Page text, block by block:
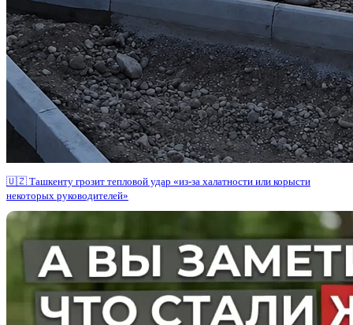
🇺🇿 Ташкенту грозит тепловой удар «из-за халатности или корысти
некоторых руководителей»